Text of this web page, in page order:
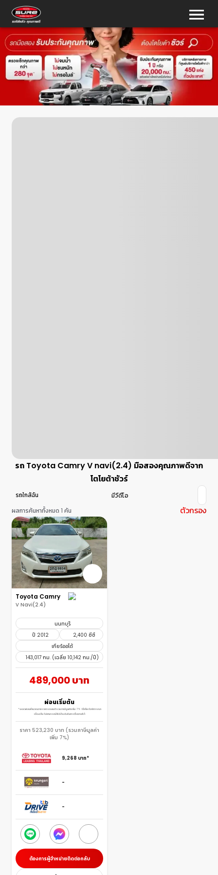
รถ Toyota Camry V navi(2.4) มือสองคุณภาพดีจาก
โตโยต้าชัวร์
รถใกล้ฉัน
มีวีดีโอ
ผลการค้นหาทั้งหมด 1 คัน
ตัวกรอง
Toyota Camry
V Navi(2.4)
นนทบุรี
ปี 2012
2,400 ซีซี
เกียร์ออโต้
143,017 กม. (เฉลี่ย 10,142 กม./ปี)
489,000 บาท
ผ่อนเริ่มต้น
*ยอดผ่อนคำนวณจากราคารถยนต์รวมภาษีมูลค่าเพิ่ม 7% ใช้สำหรับพิจารณา
เบื้องต้น ไม่สามารถนำไปอ้างอิงในการซื้อขายได้
ราคา 523,230 บาท (รวมภาษีมูลค่า
เพิ่ม 7%)
9,268 บาท*
-
-
ต้องการผู้จำหน่ายติดต่อกลับ